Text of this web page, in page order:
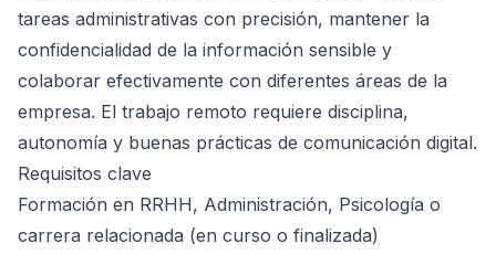
tareas administrativas con precisión, mantener la
confidencialidad de la información sensible y
colaborar efectivamente con diferentes áreas de la
empresa. El trabajo remoto requiere disciplina,
autonomía y buenas prácticas de comunicación digital.
Requisitos clave
Formación en RRHH, Administración, Psicología o
carrera relacionada (en curso o finalizada)